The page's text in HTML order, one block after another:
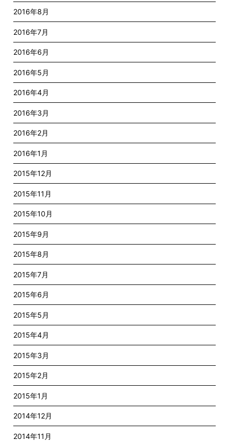
2016年8月
2016年7月
2016年6月
2016年5月
2016年4月
2016年3月
2016年2月
2016年1月
2015年12月
2015年11月
2015年10月
2015年9月
2015年8月
2015年7月
2015年6月
2015年5月
2015年4月
2015年3月
2015年2月
2015年1月
2014年12月
2014年11月